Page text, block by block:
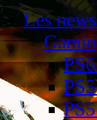
Les